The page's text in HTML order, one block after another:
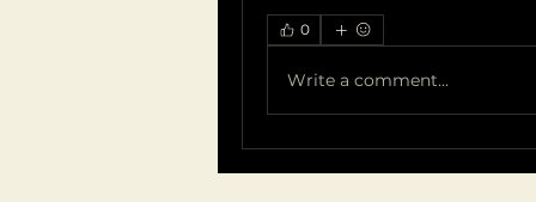
0
Write a comment...